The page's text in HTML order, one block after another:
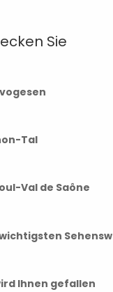
Sie
Tal
Val de Saône
Ihnen gefallen
gegründet
Käse wird
Crotins,
in
mit